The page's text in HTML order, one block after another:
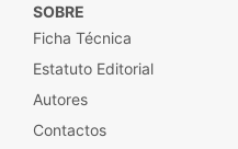
SOBRE
Ficha Técnica
Estatuto Editorial
Autores
Contactos